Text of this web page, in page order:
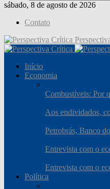
sábado, 8 de agosto de 2026
Contato
Início
Economia
Combustíveis: Por
Aos endividados,
Petrobrás, Banco
Entrevista com o
Entrevista com o
Política